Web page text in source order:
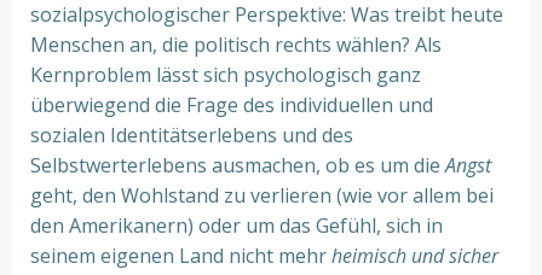
sozialpsychologischer Perspektive: Was treibt heute
Menschen an, die politisch rechts wählen? Als
Kernproblem lässt sich psychologisch ganz
überwiegend die Frage des individuellen und
sozialen Identitätserlebens und des
Selbstwerterlebens ausmachen, ob es um dieAngst
geht, den Wohlstand zu verlieren (wie vor allem bei
den Amerikanern) oder um das Gefühl, sich in
seinem eigenen Land nicht mehrheimisch und sicher